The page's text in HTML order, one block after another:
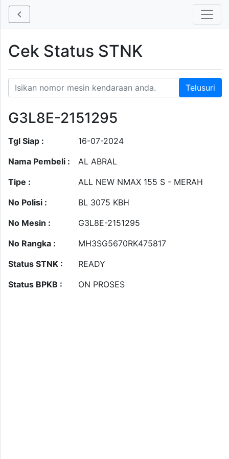
Cek Status STNK
G3L8E-2151295
Tgl Siap :
16-07-2024
Nama Pembeli :
AL ABRAL
Tipe :
ALL NEW NMAX 155 S - MERAH
No Polisi :
BL 3075 KBH
No Mesin :
G3L8E-2151295
No Rangka :
MH3SG5670RK475817
Status STNK :
READY
Status BPKB :
ON PROSES